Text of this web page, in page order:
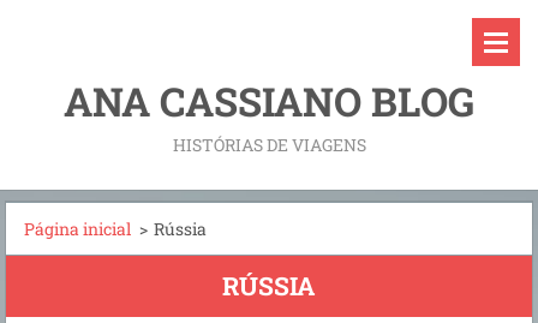
ANA CASSIANO BLOG
HISTÓRIAS DE VIAGENS
Página inicial > Rússia
RÚSSIA